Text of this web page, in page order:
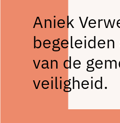
Aniek
van de
veiligheid.